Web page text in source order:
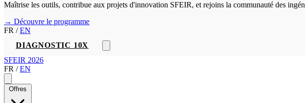
Maîtrise les outils, contribue aux projets d'innovation SFEIR, et rejoins la communauté des
→ Découvre le programme
FR / EN
DIAGNOSTIC 10X
SFEIR 2026
FR / EN
Offres